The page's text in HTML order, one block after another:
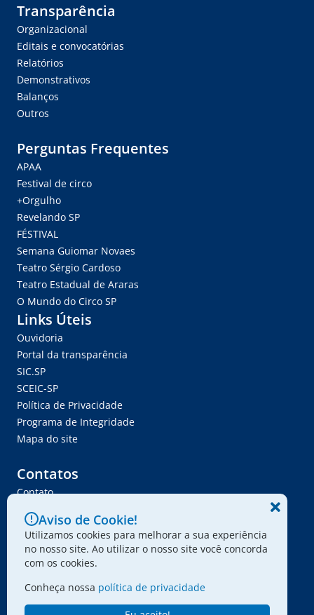
Transparência
Organizacional
Editais e convocatórias
Relatórios
Demonstrativos
Balanços
Outros
Perguntas Frequentes
APAA
Festival de circo
+Orgulho
Revelando SP
FÉSTIVAL
Semana Guiomar Novaes
Teatro Sérgio Cardoso
Teatro Estadual de Araras
O Mundo do Circo SP
Links Úteis
Ouvidoria
Portal da transparência
SIC.SP
SCEIC-SP
Política de Privacidade
Programa de Integridade
Mapa do site
Contatos
Contato
Ser Fornecedor
Envie seu projeto
Aviso de Cookie!
Utilizamos cookies para melhorar a sua experiência
no nosso site. Ao utilizar o nosso site você concorda
com os cookies.
Conheça nossa política de privacidade